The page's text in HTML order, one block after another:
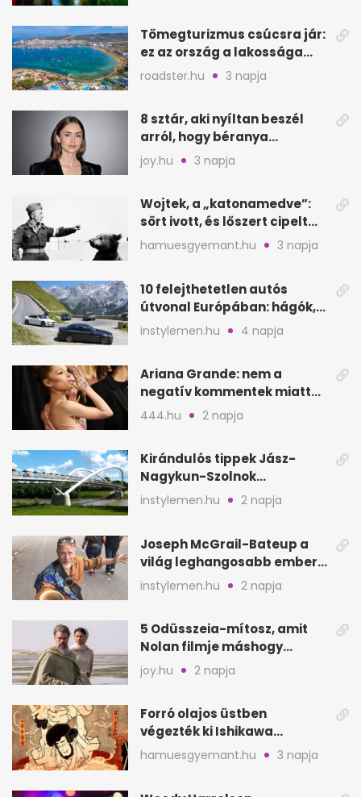
Tömegturizmus csúcsra jár:
ez az ország a lakossága
kétszeresét fogadja
roadster.hu 3 napja
8 sztár, aki nyíltan beszél
arról, hogy béranya
segítette a családalapítást
joy.hu 3 napja
Wojtek, a „katonamedve”:
sört ivott, és lőszert cipelt
Monte Cassinónál
hamuesgyemant.hu 3 napja
10 felejthetetlen autós
útvonal Európában: hágók,
partok, fjordok
instylemen.hu 4 napja
Ariana Grande: nem a
negatív kommentek miatt
vonul vissza
444.hu 2 napja
Kirándulós tippek Jász-
Nagykun-Szolnok
megyében: 6 kihagyhatatlan
hely
instylemen.hu 2 napja
Joseph McGrail-Bateup a
világ leghangosabb embere
lett Ausztráliából
instylemen.hu 2 napja
5 Odüsszeia-mítosz, amit
Nolan filmje máshogy
mutat, mint Homérosz
joy.hu 2 napja
Forró olajos üstben
végezték ki Ishikawa
Goemont, Japán Robin
Hoodját
hamuesgyemant.hu 3 napja